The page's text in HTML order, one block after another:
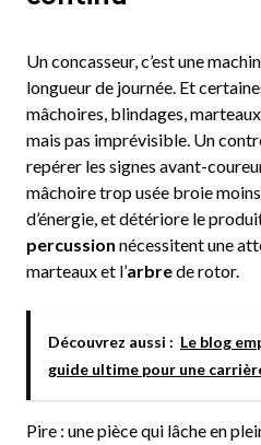
Un concasseur, c’est une
longueur de journée. Et
mâchoires, blindages,
mais pas imprévisible. Un
repérer les signes avant-
mâchoire trop usée broie
d’énergie, et détériore le
percussion nécessitent une
marteaux et l’arbrede rotor.
Découvrez aussi : Le blog
guide ultime pour une
Pire : une pièce qui lâche en